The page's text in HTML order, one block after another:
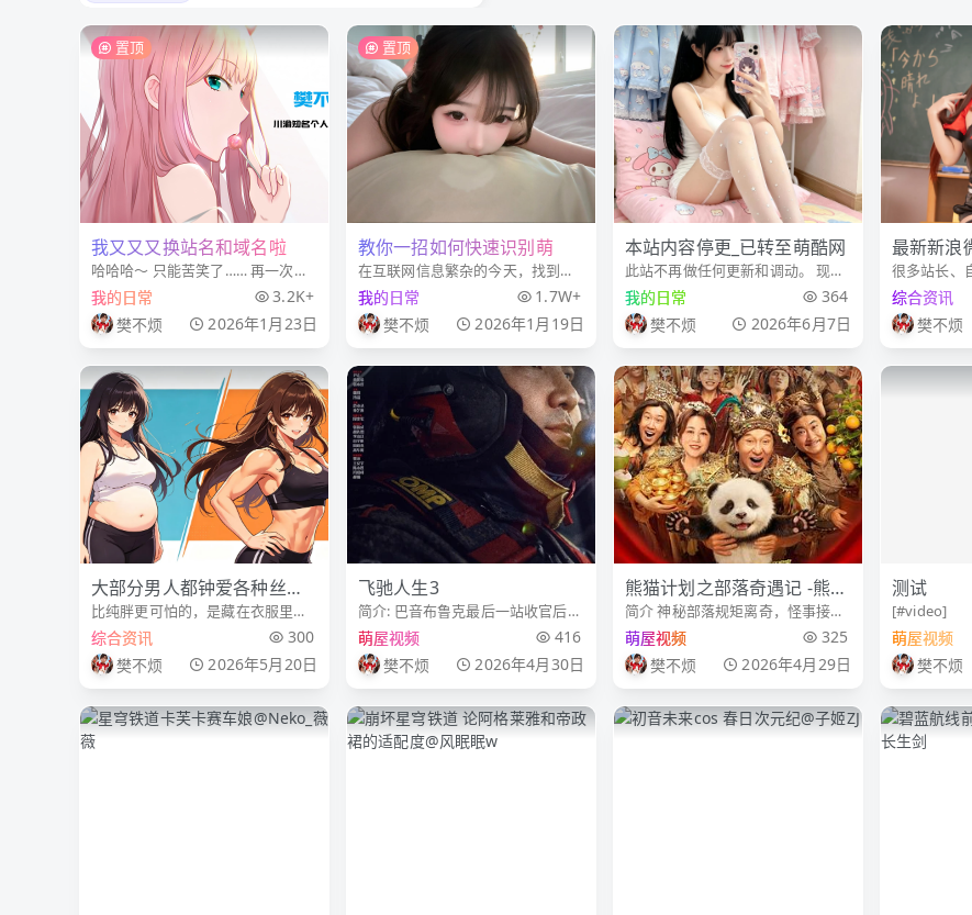
置顶
我又又又换站名和域名啦
哈哈哈～ 只能苦笑了…… 再一次换
网站名称和域名 原樊不烦博客→纯
欲Mvp→ 萌屋 原fanbu.fan →
cymvp.cn → moewu.cn 我也不知
道还要换几次才满意
我的日常
3.2K+
樊不烦
2026年1月23日
置顶
教你一招如何快速识别萌屋
记官方网站网址
在互联网信息繁杂的今天，找到一
个网站的官方网址并非易事。萌屋
记作为川渝地区知名的个人博客平
台，其官方网址 moewu.cn 也时常
被一些假冒网站模仿。今天，就来
教你一招，如何快
我的日常
1.7W+
樊不烦
2026年1月19日
本站内容停更_已转至萌酷网
此站不再做任何更新和调动。 现日
常和工作相关的文章已转至萌酷网
萌酷网个人博客 认准网址：
www.moekuu.com
我的日常
364
樊不烦
2026年6月7日
最新新浪
修复版
很多站长、
博做免费图
盗链、外链
图片出现不
占位图等问
综合资讯
樊不烦
大部分男人都钟爱各种丝
袜，这是什么现象
比纯胖更可怕的，是藏在衣服里的
「瘦胖子」 生活里总有一种极具欺
骗性的身材：体重正常、甚至偏
瘦，穿衣服显瘦，脱衣服全是肉。
外人看着纤细苗条，自己却深知短
板满满：肚子松软凸起、手
综合资讯
300
樊不烦
2026年5月20日
飞驰人生3
简介: 巴音布鲁克最后一站收官后，
张驰（沈腾 饰）受邀作为车队主教
练征战全新赛事“沐尘100拉力赛”，
“野生车手”走上国际舞台！面对高
手如云的全新赛道，孙宇强（尹正
饰）、记星
萌屋视频
416
樊不烦
2026年4月30日
熊猫计划之部落奇遇记 -熊猫
计划2
简介 神秘部落规矩离奇，怪事接连
不断！？熊猫胡胡和国际巨星
Jackie意外穿越进入与世隔绝的原
始部落！拥有大小黑眼圈的憨萌熊
猫胡胡竟被奉为“天降神兽”，还被
族人们予以重任，坚信
萌屋视频
325
樊不烦
2026年4月29日
测试
[#video]
萌屋视频
樊不烦